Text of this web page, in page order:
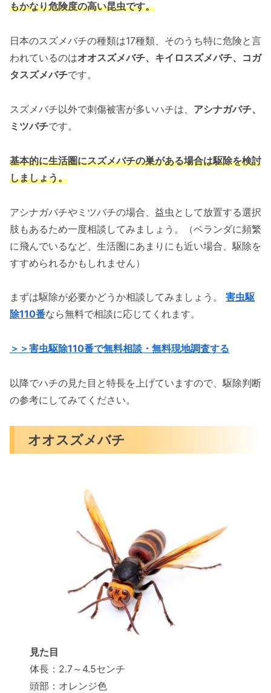
もかなり危険度の高い昆虫です。
日本のスズメバチの種類は17種類、そのうち特に危険と言
われているのはオオスズメバチ、キイロスズメバチ、コガ
タスズメバチです。
スズメバチ以外で刺傷被害が多いハチは、 アシナガバチ、
ミツバチです。
基本的に生活圏にスズメバチの巣がある場合は駆除を検討
しましょう。
アシナガバチやミツバチの場合、益虫として放置する選択
肢もあるため一度相談してみましょう。（ベランダに頻繁
に飛んでいるなど、生活圏にあまりにも近い場合、駆除を
すすめられるかもしれません）
まずは駆除が必要かどうか相談してみましょう。 害虫駆
除110番なら無料で相談に応じてくれます。
＞＞害虫駆除110番で無料相談・無料現地調査する
以降でハチの見た目と特長を上げていますので、駆除判断
の参考にしてみてください。
オオスズメバチ
見た目
体長：2.7～4.5センチ
頭部：オレンジ色